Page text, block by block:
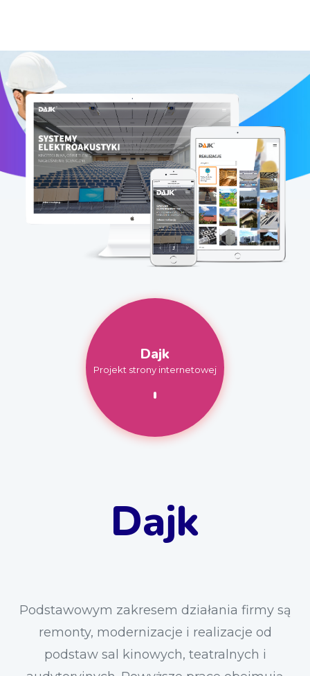
Dajk
Projekt strony internetowej
Dajk
Podstawowym zakresem działania firmy są
remonty, modernizacje i realizacje od
podstaw sal kinowych, teatralnych i